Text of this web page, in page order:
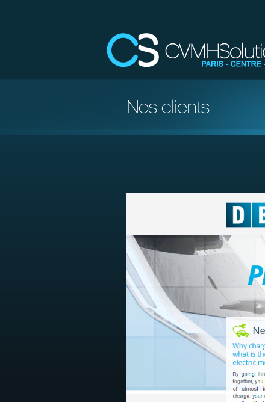
Nos clients